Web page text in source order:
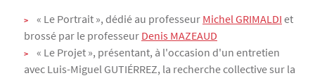
« Le Portrait », dédié au professeur Michel GRIMALDI et
brossé par le professeur Denis MAZEAUD
« Le Projet », présentant, à l'occasion d'un entretien
avec Luis-Miguel GUTIÉRREZ, la recherche collective sur la